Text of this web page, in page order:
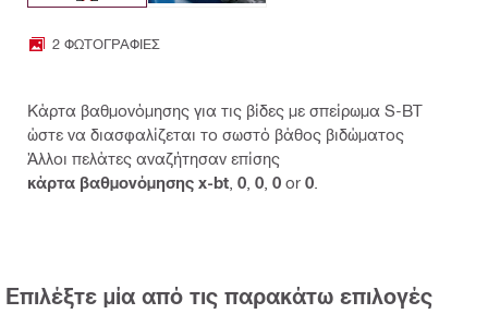
2 ΦΩΤΟΓΡΑΦΊΕΣ
Κάρτα βαθμονόμησης για τις βίδες με σπείρωμα S-BT
ώστε να διασφαλίζεται το σωστό βάθος βιδώματος
Άλλοι πελάτες αναζήτησαν επίσης
κάρτα βαθμονόμησης x-bt 0 0 0 or 0
Επιλέξτε μία από τις παρακάτω επιλογές